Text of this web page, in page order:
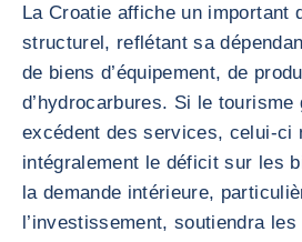
La Croatie affiche un important
structurel, reflétant sa
de biens d’équipement, de
d’hydrocarbures. Si le tourisme
excédent des services, celui-ci
intégralement le déficit sur les
la demande intérieure,
l’investissement, soutiendra